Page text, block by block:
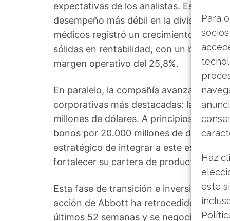
Para
Haz
este
expectativas de los analistas. Este
desempeño más débil en la división de
médicos registró un crecimiento de
sólidas en rentabilidad, con un
margen operativo del 25,8%.
En paralelo, la compañía avanza en la
corporativas más destacadas: la
millones de dólares. A principios de
bonos por 20.000 millones de dólares,
estratégico de integrar a este
fortalecer su cartera de productos de
Esta fase de transición e inversión se
acción de Abbott ha retrocedido
últimos 52 semanas y se negocia cerca